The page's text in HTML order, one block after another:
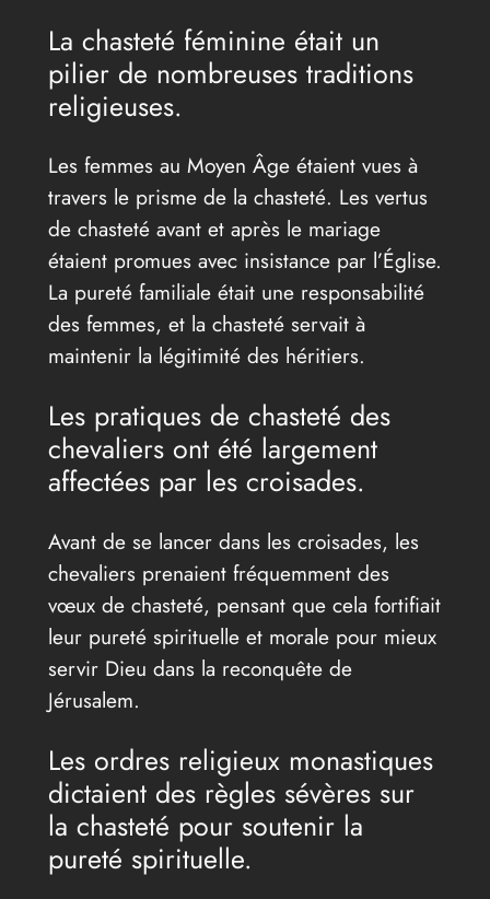
La chasteté féminine était un
pilier de nombreuses traditions
religieuses.
Les femmes au Moyen Âge étaient vues à
travers le prisme de la chasteté. Les vertus
de chasteté avant et après le mariage
étaient promues avec insistance par l’Église.
La pureté familiale était une responsabilité
des femmes, et la chasteté servait à
maintenir la légitimité des héritiers.
Les pratiques de chasteté des
chevaliers ont été largement
affectées par les croisades.
Avant de se lancer dans les croisades, les
chevaliers prenaient fréquemment des
vœux de chasteté, pensant que cela fortifiait
leur pureté spirituelle et morale pour mieux
servir Dieu dans la reconquête de
Jérusalem.
Les ordres religieux monastiques
dictaient des règles sévères sur
la chasteté pour soutenir la
pureté spirituelle.